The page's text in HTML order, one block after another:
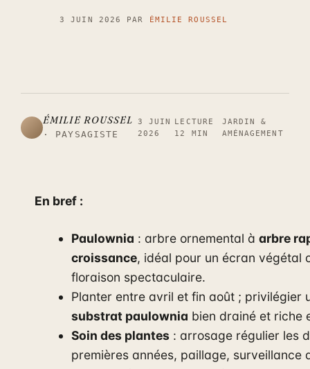
3 JUIN 2026 PAR ÉMILIE ROUSSEL
ÉMILIE ROUSSEL
· PAYSAGISTE
3 JUIN
2026
LECTURE
12 MIN
JARDIN &
AMÉNAGEMENT
En bref :
Paulownia : arbre ornemental à arbre
croissance, idéal pour un écran végétal
floraison spectaculaire.
Planter entre avril et fin août ; privilégier
substrat paulownia bien drainé et riche
Soin des plantes : arrosage régulier les
premières années, paillage, surveillance